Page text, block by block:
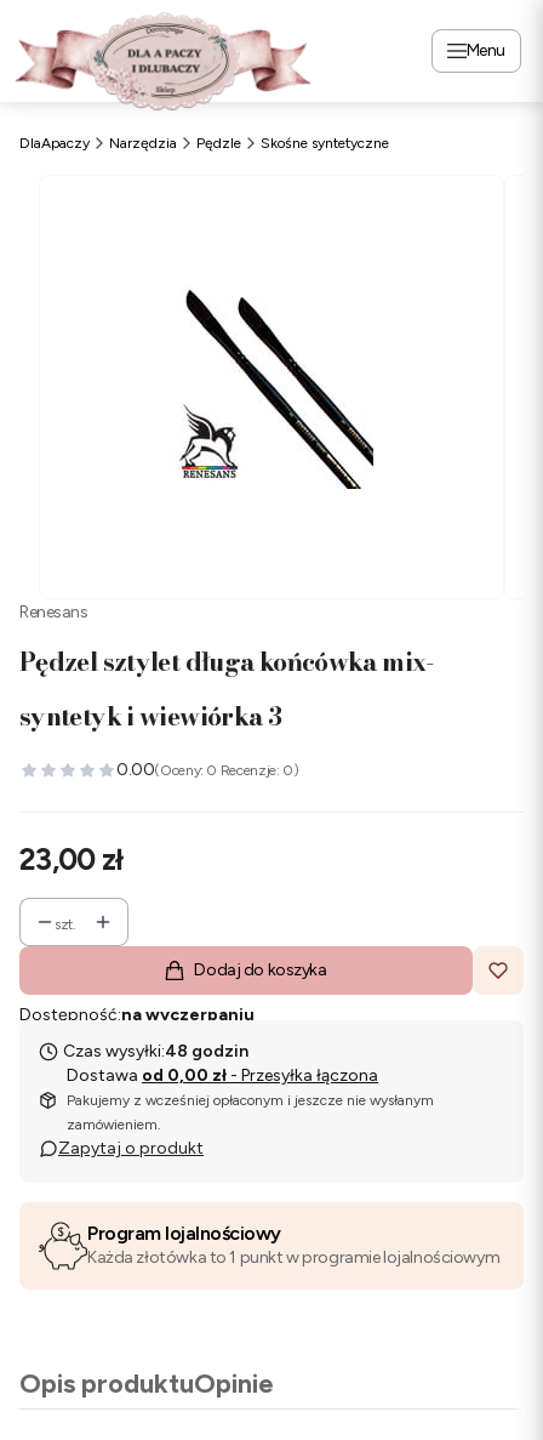
Menu
DlaApaczy Narzędzia Pędzle Skośne syntetyczne
Renesans
Pędzel sztylet długa końcówka mix-
syntetyk i wiewiórka 3
0.00(Oceny: 0 Recenzje: 0)
Cena
23,00 zł
szt.
Dodaj do koszyka
Dostępność:na wyczerpaniu
Czas wysyłki:48 godzin
Dostawa od 0,00 zł - Przesyłka łączona
Pakujemy z wcześniej opłaconym i jeszcze nie wysłanym
zamówieniem.
Zapytaj o produkt
Program lojalnościowy
Każda złotówka to 1 punkt w programie lojalnościowym
Opis produktuOpinie